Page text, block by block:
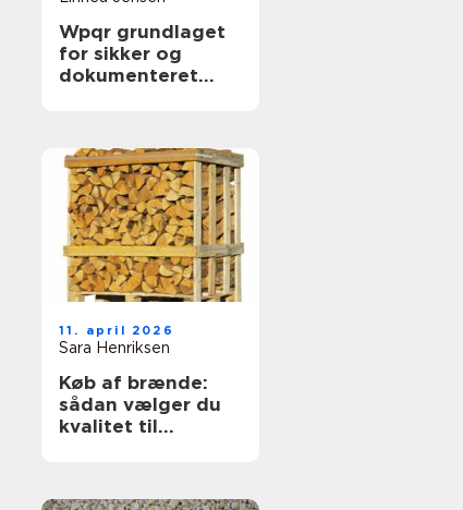
Wpqr grundlaget
for sikker og
dokumenteret
11. april 2026
Sara Henriksen
Køb af brænde:
sådan vælger du
kvalitet til